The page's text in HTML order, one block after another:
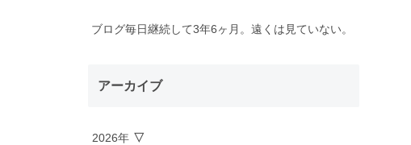
ブログ毎日継続して3年6ヶ月。遠くは見ていない。
アーカイブ
2026年